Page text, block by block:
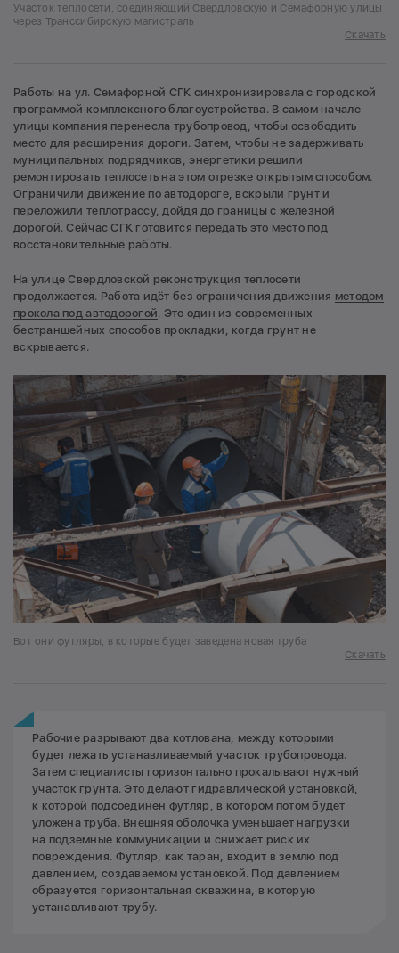
Участок теплосети, соединяющий Свердловскую и Семафорную улицы
через Транссибирскую магистраль
Скачать
Работы на ул. Семафорной СГК синхронизировала с городской
программой комплексного благоустройства. В самом начале
улицы компания перенесла трубопровод, чтобы освободить
место для расширения дороги. Затем, чтобы не задерживать
муниципальных подрядчиков, энергетики решили
ремонтировать теплосеть на этом отрезке открытым способом.
Ограничили движение по автодороге, вскрыли грунт и
переложили теплотрассу, дойдя до границы с железной
дорогой. Сейчас СГК готовится передать это место под
восстановительные работы.
На улице Свердловской реконструкция теплосети
продолжается. Работа идёт без ограничения движения методом
прокола под автодорогой. Это один из современных
бестраншейных способов прокладки, когда грунт не
вскрывается.
Вот они футляры, в которые будет заведена новая труба
Скачать
Рабочие разрывают два котлована, между которыми
будет лежать устанавливаемый участок трубопровода.
Затем специалисты горизонтально прокалывают нужный
участок грунта. Это делают гидравлической установкой,
к которой подсоединен футляр, в котором потом будет
уложена труба. Внешняя оболочка уменьшает нагрузки
на подземные коммуникации и снижает риск их
повреждения. Футляр, как таран, входит в землю под
давлением, создаваемом установкой. Под давлением
образуется горизонтальная скважина, в которую
устанавливают трубу.